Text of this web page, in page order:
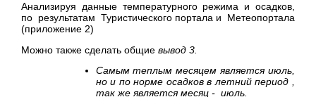
Анализируя данные температурного режима и осадков,
по результатам Туристического портала и Метеопортала
(приложение 2)
Можно также сделать общие вывод 3.
Самым теплым месяцем является июль,
но и по норме осадков в летний период ,
так же является месяц - июль.